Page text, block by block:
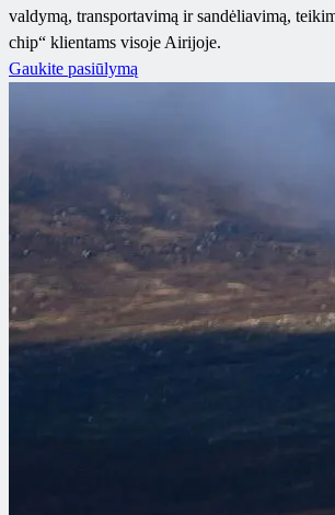
valdymą, transportavimą ir sandėliavimą,
chip“ klientams visoje Airijoje.
Gaukite pasiūlymą